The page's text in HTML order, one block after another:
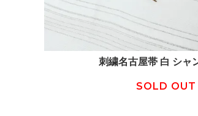
刺繍名古屋帯 白 シャ
SOLD OUT